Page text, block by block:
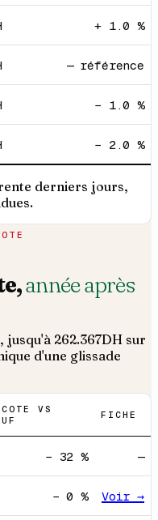
+ 1.0 %
— référence
− 1.0 %
− 2.0 %
derniers jours,
année après
jusqu'à 262.367DH sur
d'une glissade
VS
FICHE
− 32 % —
−0 % Voir →